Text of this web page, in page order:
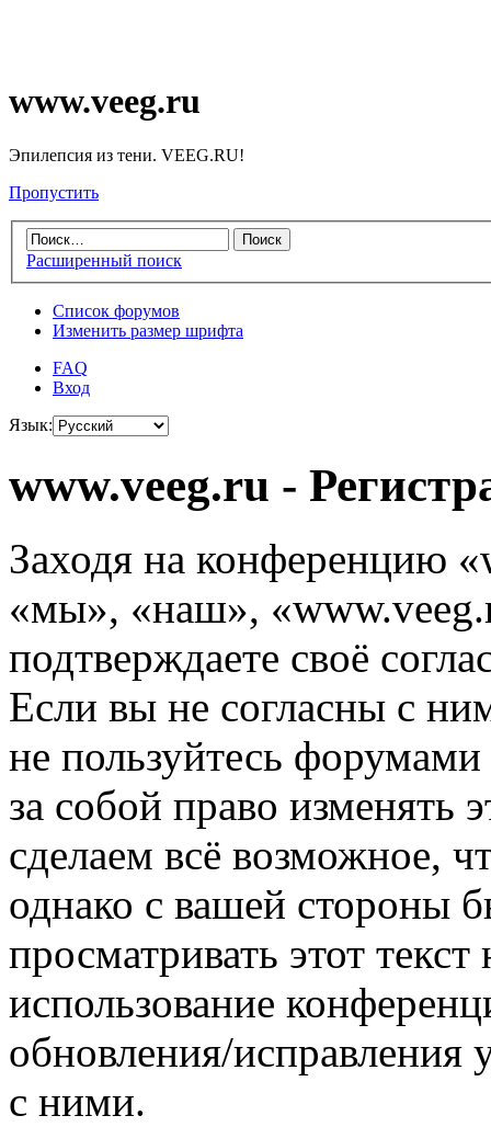
www.veeg.ru
Эпилепсия из тени. VEEG.RU!
Пропустить
Расширенный поиск
Список форумов
Изменить размер шрифта
FAQ
Вход
Язык:
www.veeg.ru -
Заходя на конференцию
«мы», «наш»,
подтверждаете своё
Если вы не согласны с
не пользуйтесь
за собой право изменять
сделаем всё возможное,
однако с вашей стороны
просматривать этот
использование
обновления/исправления
с ними.